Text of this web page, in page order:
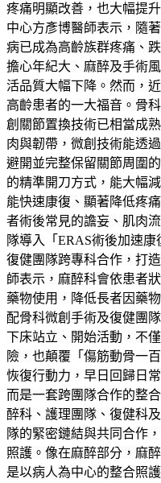
疼痛明顯改善，也大幅提
中心方彥博醫師表示，隨
病已成為高齡族群疼痛、
擔心年紀大、麻醉及手術
活品質大幅下降。然而，
高齡患者的一大福音。骨
創關節置換技術已相當成
肉與韌帶，微創技術能透
避開並完整保留關節周圍
的精準開刀方式，能大幅
能快速康復、顯著降低疼
者術後常見的譫妄、肌肉
隊導入「ERAS術後加速
復健團隊跨專科合作，打
師表示，麻醉科會依患者
藥物使用，降低長者因藥
配骨科微創手術及復健團
下床站立、開始活動，不
險，也顛覆「傷筋動骨一
恢復行動力，早日回歸日
而是一套跨團隊合作的整
醉科、護理團隊、復健科
隊的緊密鏈結與共同合作
照護。像在麻醉部分，麻
是以病人為中心的整合照